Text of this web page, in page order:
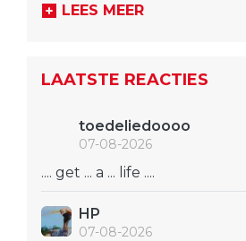
LEES MEER
LAATSTE REACTIES
toedeliedoooo
07-08-2026
.... get ... a ... life ....
HP
07-08-2026